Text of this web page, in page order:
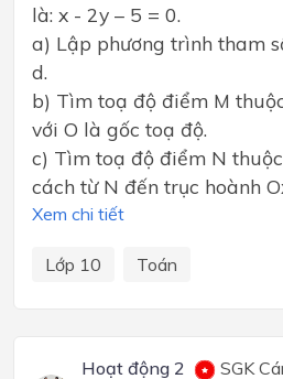
là: x - 2y – 5 = 0.
a) Lập phương trình tham
d.
b) Tìm toạ độ điểm M
với O là gốc toạ độ.
c) Tìm toạ độ điểm N
cách từ N đến trục hoành
Xem chi tiết
Lớp 10 Toán
Hoạt động 2
SGK